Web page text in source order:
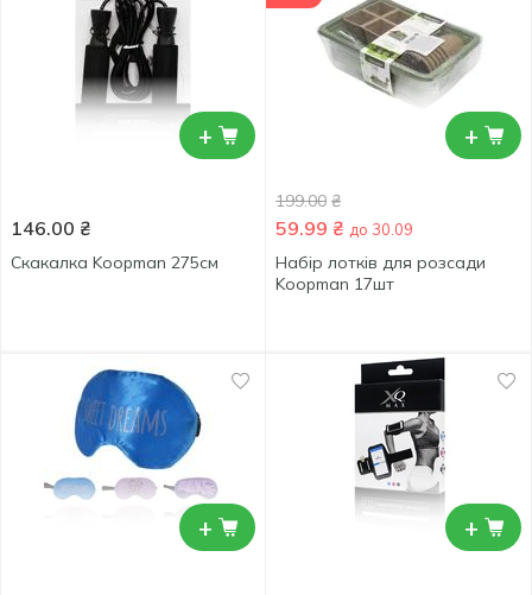
+
146.00 ₴
Скакалка Koopman 275см
+
199.00 ₴
59.99 ₴ до 30.09
Набір лотків для розсади
Koopman 17шт
+ +